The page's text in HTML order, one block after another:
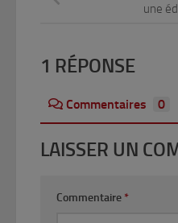
une
1 RÉPONSE
Commentaires 0
LAISSER UN
Commentaire *